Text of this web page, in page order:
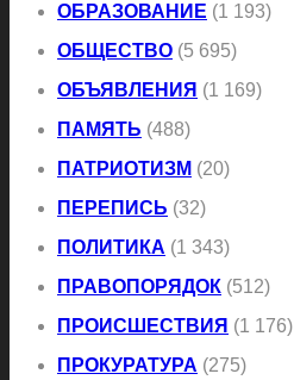
ОБРАЗОВАНИЕ (1 193)
ОБЩЕСТВО (5 695)
ОБЪЯВЛЕНИЯ (1 169)
ПАМЯТЬ (488)
ПАТРИОТИЗМ (20)
ПЕРЕПИСЬ (32)
ПОЛИТИКА (1 343)
ПРАВОПОРЯДОК (512)
ПРОИСШЕСТВИЯ (1 176)
ПРОКУРАТУРА (275)